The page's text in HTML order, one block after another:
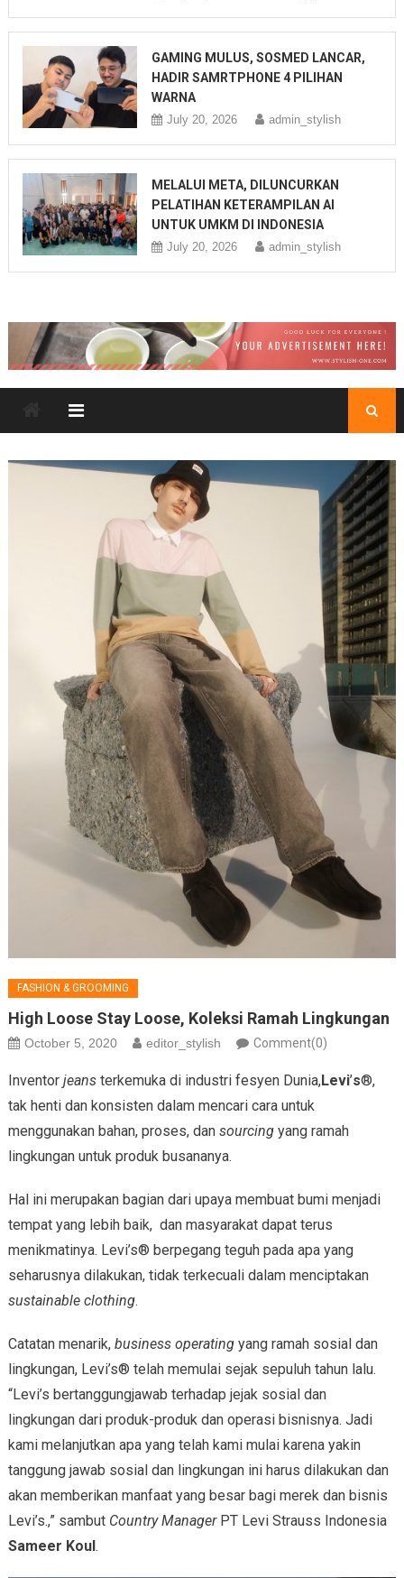
GAMING MULUS, SOSMED LANCAR,
HADIR SAMRTPHONE 4 PILIHAN
WARNA
July 20, 2026 admin_stylish
MELALUI META, DILUNCURKAN
PELATIHAN KETERAMPILAN AI
UNTUK UMKM DI INDONESIA
July 20, 2026 admin_stylish
FASHION & GROOMING
High Loose Stay Loose, Koleksi Ramah Lingkungan
October 5, 2020 editor_stylish Comment(0)
Inventor jeansterkemuka di industri fesyen Dunia,Levi’s®,
tak henti dan konsisten dalam mencari cara untuk
menggunakan bahan, proses, dan sourcingyang ramah
lingkungan untuk produk busananya.
Hal ini merupakan bagian dari upaya membuat bumi menjadi
tempat yang lebih baik, dan masyarakat dapat terus
menikmatinya. Levi’s® berpegang teguh pada apa yang
seharusnya dilakukan, tidak terkecuali dalam menciptakan
sustainable clothing.
Catatan menarik, business operatingyang ramah sosial dan
lingkungan, Levi’s® telah memulai sejak sepuluh tahun lalu.
“Levi’s bertanggungjawab terhadap jejak sosial dan
lingkungan dari produk-produk dan operasi bisnisnya. Jadi
kami melanjutkan apa yang telah kami mulai karena yakin
tanggung jawab sosial dan lingkungan ini harus dilakukan dan
akan memberikan manfaat yang besar bagi merek dan bisnis
Levi’s.,” sambut Country ManagerPT Levi Strauss Indonesia
Sameer Koul .